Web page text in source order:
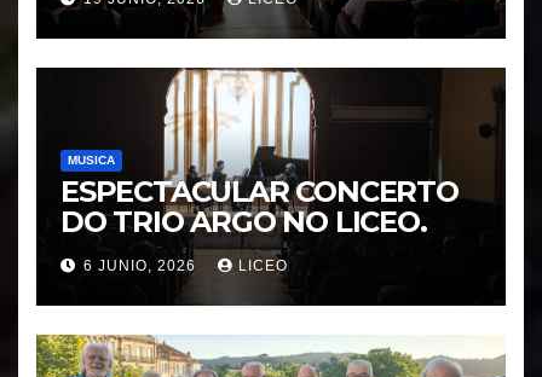
MORÁGUEZ
MUSICA
ESPECTACULAR CONCERTO
DO TRIO ARGO NO LICEO.
6 JUNIO, 2026 LICEO